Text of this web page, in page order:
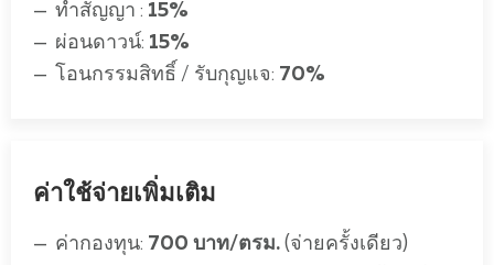
ทำสัญญา : 15%
ผ่อนดาวน์: 15%
โอนกรรมสิทธิ์ / รับกุญแจ: 70%
ค่าใช้จ่ายเพิ่มเติม
ค่ากองทุน: 700 บาท/ตรม. (จ่ายครั้งเดียว)